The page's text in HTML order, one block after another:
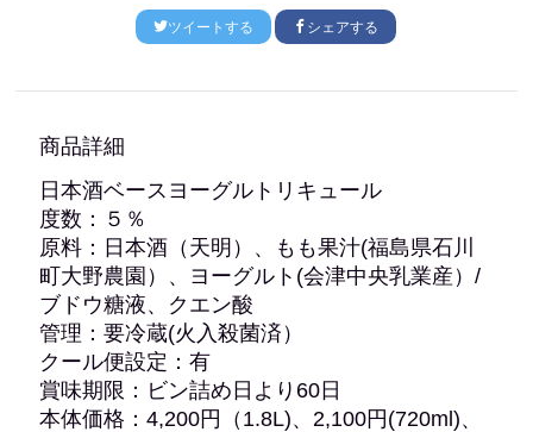
ツイートする シェアする
商品詳細
日本酒ベースヨーグルトリキュール
度数：５％
原料：日本酒（天明）、もも果汁(福島県石川
町大野農園）、ヨーグルト(会津中央乳業産）/
ブドウ糖液、クエン酸
管理：要冷蔵(火入殺菌済）
クール便設定：有
賞味期限：ビン詰め日より60日
本体価格：4,200円（1.8L)、2,100円(720ml)、